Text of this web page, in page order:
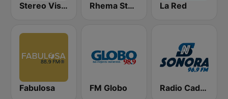
Stereo Vision Rhema Stereo La Red
Fabulosa FM Globo Radio Cadena Sonora